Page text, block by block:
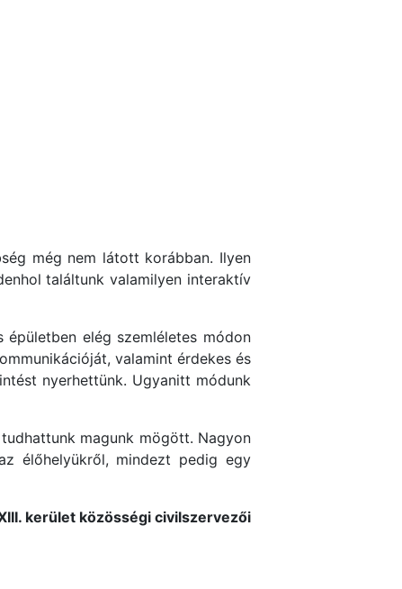
még nem látott korábban. Ilyen
találtunk valamilyen interaktív
elég szemléletes módon
valamint érdekes és
nyerhettünk. Ugyanitt módunk
magunk mögött. Nagyon
élőhelyükről, mindezt pedig egy
kerület közösségi civilszervezői